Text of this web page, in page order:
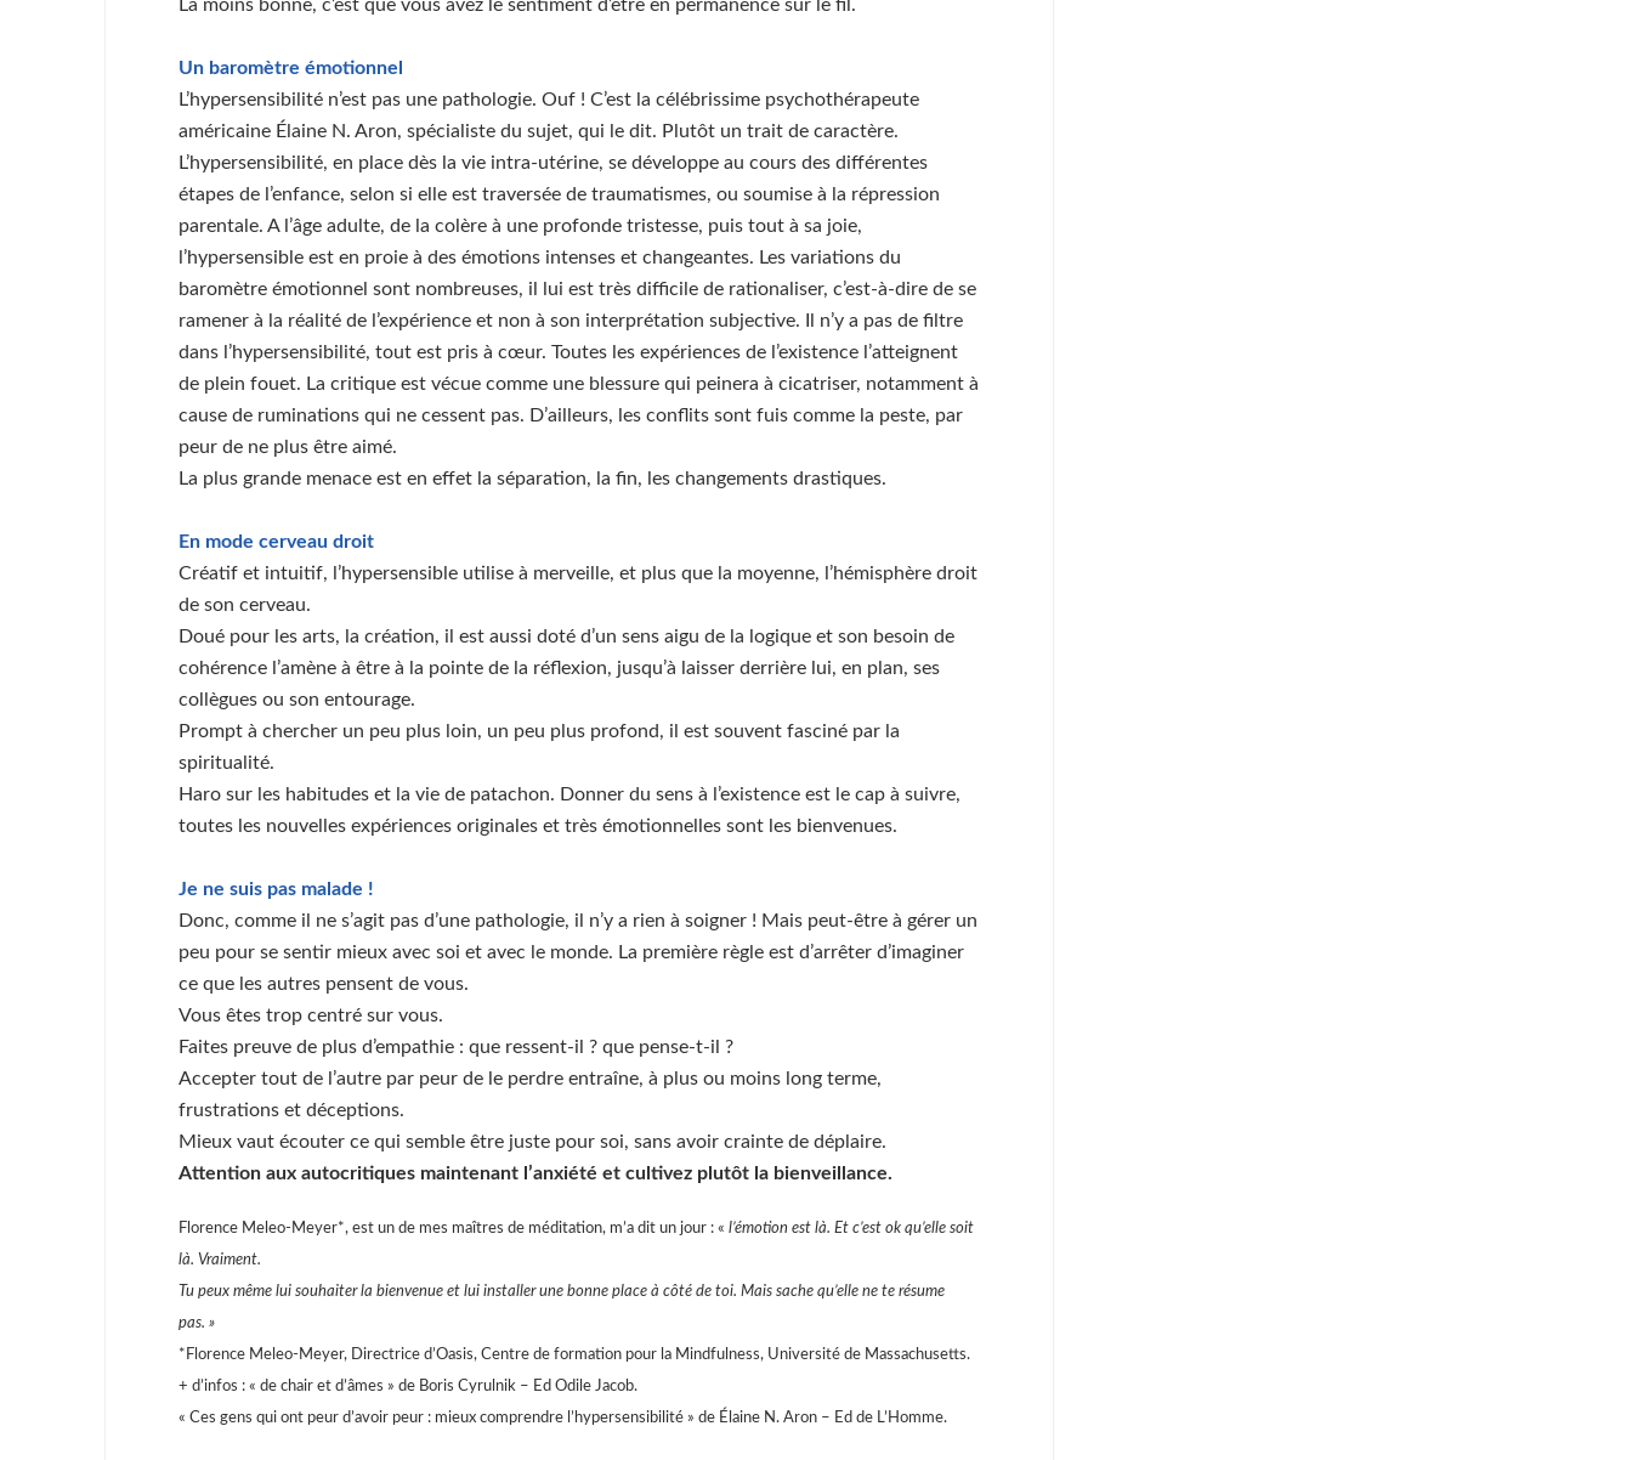
La moins bonne, c’est que vous avez le sentiment d’être en permanence sur le fil.
Un baromètre émotionnel
L’hypersensibilité n’est pas une pathologie. Ouf ! C’est la célébrissime psychothérapeute
américaine Élaine N. Aron, spécialiste du sujet, qui le dit. Plutôt un trait de caractère.
L’hypersensibilité, en place dès la vie intra-utérine, se développe au cours des différentes
étapes de l’enfance, selon si elle est traversée de traumatismes, ou soumise à la répression
parentale. A l’âge adulte, de la colère à une profonde tristesse, puis tout à sa joie,
l’hypersensible est en proie à des émotions intenses et changeantes. Les variations du
baromètre émotionnel sont nombreuses, il lui est très difficile de rationaliser, c’est-à-dire de se
ramener à la réalité de l’expérience et non à son interprétation subjective. Il n’y a pas de filtre
dans l’hypersensibilité, tout est pris à cœur. Toutes les expériences de l’existence l’atteignent
de plein fouet. La critique est vécue comme une blessure qui peinera à cicatriser, notamment à
cause de ruminations qui ne cessent pas. D’ailleurs, les conflits sont fuis comme la peste, par
peur de ne plus être aimé.
La plus grande menace est en effet la séparation, la fin, les changements drastiques.
En mode cerveau droit
Créatif et intuitif, l’hypersensible utilise à merveille, et plus que la moyenne, l’hémisphère droit
de son cerveau.
Doué pour les arts, la création, il est aussi doté d’un sens aigu de la logique et son besoin de
cohérence l’amène à être à la pointe de la réflexion, jusqu’à laisser derrière lui, en plan, ses
collègues ou son entourage.
Prompt à chercher un peu plus loin, un peu plus profond, il est souvent fasciné par la
spiritualité.
Haro sur les habitudes et la vie de patachon. Donner du sens à l’existence est le cap à suivre,
toutes les nouvelles expériences originales et très émotionnelles sont les bienvenues.
Je ne suis pas malade !
Donc, comme il ne s’agit pas d’une pathologie, il n’y a rien à soigner ! Mais peut-être à gérer un
peu pour se sentir mieux avec soi et avec le monde. La première règle est d’arrêter d’imaginer
ce que les autres pensent de vous.
Vous êtes trop centré sur vous.
Faites preuve de plus d’empathie : que ressent-il ? que pense-t-il ?
Accepter tout de l’autre par peur de le perdre entraîne, à plus ou moins long terme,
frustrations et déceptions.
Mieux vaut écouter ce qui semble être juste pour soi, sans avoir crainte de déplaire.
Attention aux autocritiques maintenant l’anxiété et cultivez plutôt la bienveillance.
Florence Meleo-Meyer*, est un de mes maîtres de méditation, m’a dit un jour : « l’émotion est là. Et c’est ok qu’elle soit
là. Vraiment.
Tu peux même lui souhaiter la bienvenue et lui installer une bonne place à côté de toi. Mais sache qu’elle ne te résume
pas. »
*Florence Meleo-Meyer, Directrice d’Oasis, Centre de formation pour la Mindfulness, Université de Massachusetts.
+ d’infos : « de chair et d’âmes » de Boris Cyrulnik – Ed Odile Jacob.
« Ces gens qui ont peur d’avoir peur : mieux comprendre l’hypersensibilité » de Élaine N. Aron – Ed de L’Homme.